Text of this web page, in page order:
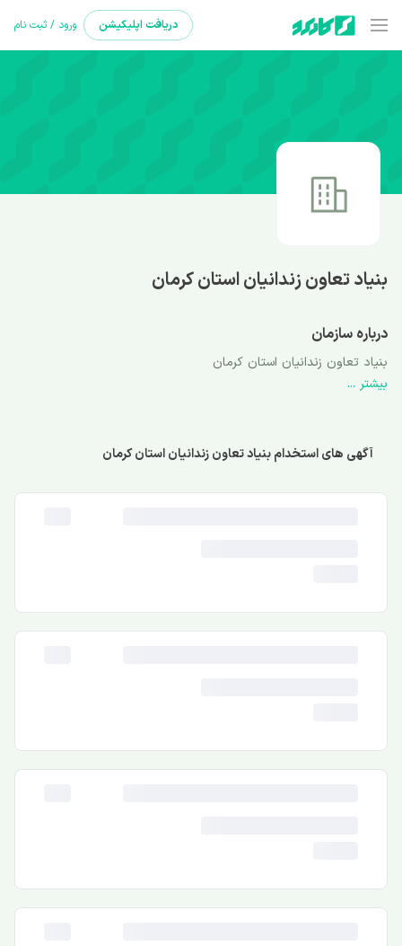
دریافت اپلیکیشن ورود / ثبت نام
بنیاد تعاون زندانیان استان کرمان
درباره سازمان
بنیاد تعاون زندانیان استان کرمان
بیشتر ...
آگهی های استخدام بنیاد تعاون زندانیان استان کرمان